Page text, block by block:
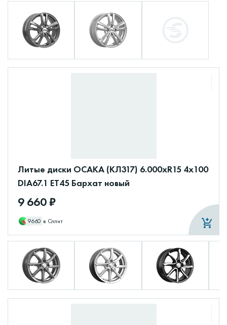
Литые диски ОСАКА (КЛ317) 6.000xR15 4x100
DIA67.1 ET45 Бархат новый
9 660 ₽
9660 в Сплит